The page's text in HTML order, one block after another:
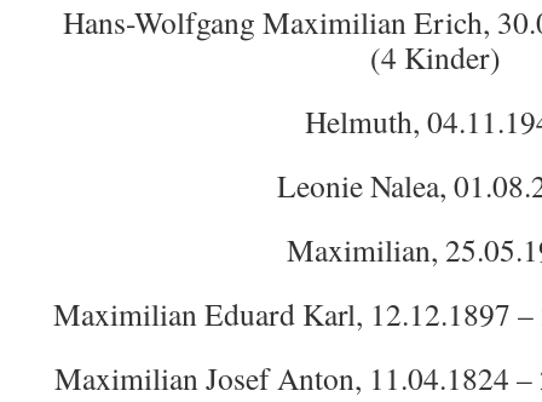
Hans-Wolfgang Maximilian Erich,
(4 Kinder)
Helmuth,
Leonie Nalea,
Maximilian,
Maximilian Eduard Karl, 12.12.1897
Maximilian Josef Anton, 11.04.1824